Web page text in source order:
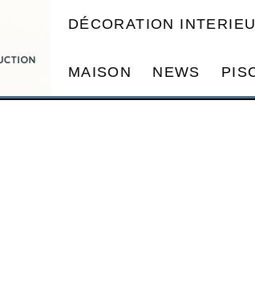
DÉCORATION
MAISON NEWS